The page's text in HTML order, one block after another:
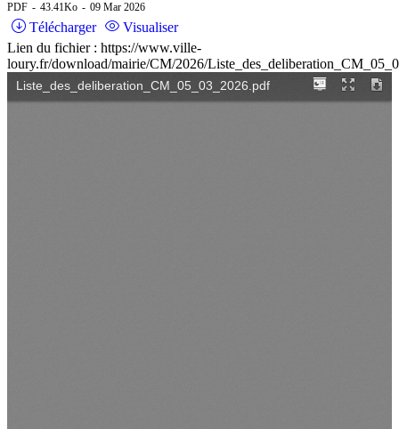
PDF 43.41Ko 09 Mar 2026
Télécharger
Visualiser
Lien du fichier : https://www.ville-
loury.fr/download/mairie/CM/2026/